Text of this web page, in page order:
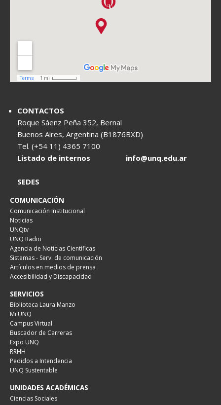
CONTACTOS
Roque Sáenz Peña 352, Bernal
Buenos Aires, Argentina (B1876BXD)
Tel. (+54 11) 4365 7100
Listado de internos
info@unq.edu.ar
SEDES
COMUNICACIÓN
Comunicación Institucional
Noticias
UNQtv
UNQ Radio
Agencia de Noticias Científicas
Sistemas - Serv. de comunicación
Artículos en medios de prensa
Accesibilidad y Discapacidad
SERVICIOS
Biblioteca Laura Manzo
Mi UNQ
Campus Virtual
Buscador de Carreras
Expo UNQ
RRHH
Pedidos a Intendencia
UNQ Sustentable
UNIDADES ACADÉMICAS
Ciencias Sociales